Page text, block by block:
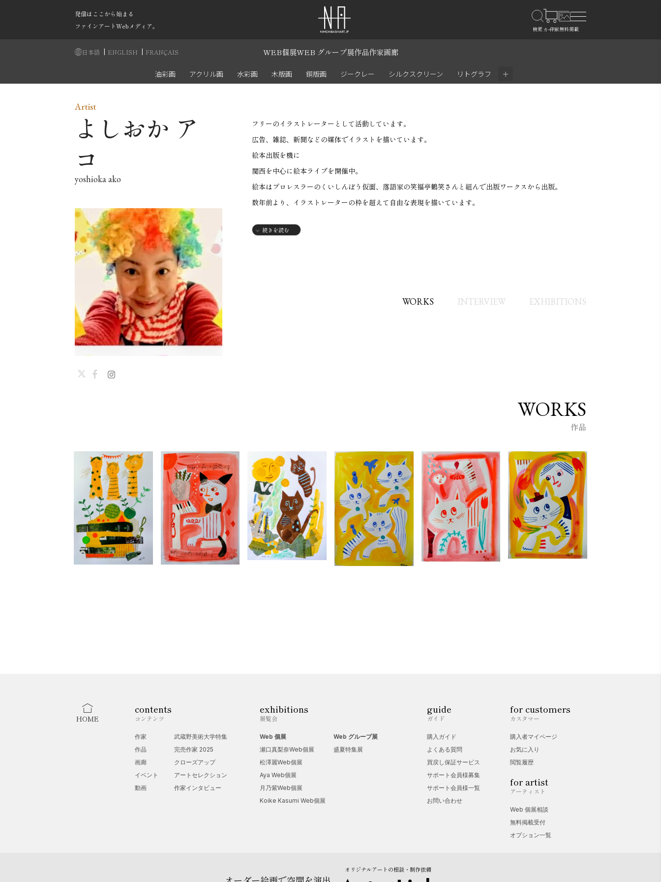
発信はここから始まる
ファインアートWebメディア。
日本語 | ENGLISH | FRANÇAIS WEB個展WEB グループ展作品作家画廊
油彩画 アクリル画 水彩画 木版画 銅版画 ジークレー シルクスクリーン リトグラフ ＋
フリーのイラストレーターとして活動しています。
広告、雑誌、新聞などの媒体でイラストを描いています。
絵本出版を機に
関西を中心に絵本ライブを開催中。
絵本はプロレスラーのくいしんぼう仮面、落語家の笑福亭鶴笑さんと組んで出版ワークスから出版。
数年前より、イラストレーターの枠を超えて自由な表現を描いています。
大阪デザイナー学院卒業。
続きを読む
Artist
よしおか ア
コ
yoshioka ako
WORKS INTERVIEW EXHIBITIONS
WORKS
作品
HOME
contents
コンテンツ
作家
作品
画廊
イベント
動画
武蔵野美術大学特集
完売作家 2025
クローズアップ
アートセレクション
作家インタビュー
exhibitions
展覧会
Web 個展
瀬口真梨奈Web個展
松澤麗Web個展
Aya Web個展
月乃紫Web個展
Koike Kasumi Web個展
Web グループ展
盛夏特集展
guide
ガイド
購入ガイド
よくある質問
買戻し保証サービス
サポート会員様募集
サポート会員様一覧
お問い合わせ
for customers
カスタマー
購入者マイページ
お気に入り
閲覧履歴
for artist
アーティスト
Web 個展相談
無料掲載受付
オプション一覧
オリジナルアートの相談・制作依頼